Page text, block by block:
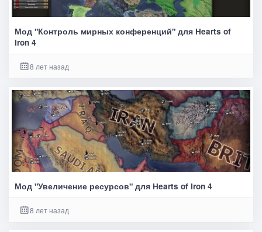
Мод "Контроль мирных конференций" для Hearts of
Iron 4
8 лет назад
Мод "Увеличение ресурсов" для Hearts of Iron 4
8 лет назад